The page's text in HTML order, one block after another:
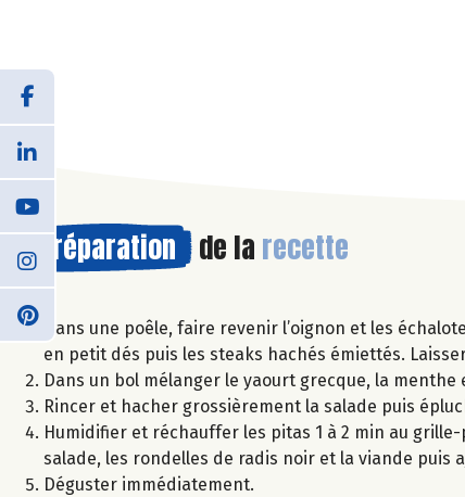
Préparation de la recette
Dans une poêle, faire revenir l’oignon et les
en petit dés puis les steaks hachés émiettés.
Dans un bol mélanger le yaourt grecque, la menthe
Rincer et hacher grossièrement la salade puis
Humidifier et réchauffer les pitas 1 à 2 min au
salade, les rondelles de radis noir et la viande puis
Déguster immédiatement.